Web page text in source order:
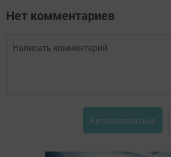
Нет комментариев
Авторизоваться